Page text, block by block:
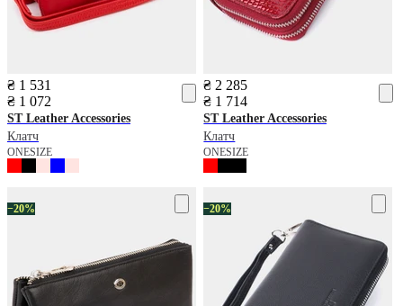
₴ 1 531
₴ 1 072
ST Leather Accessories
Клатч
ONESIZE
₴ 2 285
₴ 1 714
ST Leather Accessories
Клатч
ONESIZE
−20% −20%